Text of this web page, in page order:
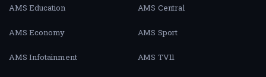
AMS Education
AMS Economy
AMS Infotainment
AMS Central
AMS Sport
AMS TV11